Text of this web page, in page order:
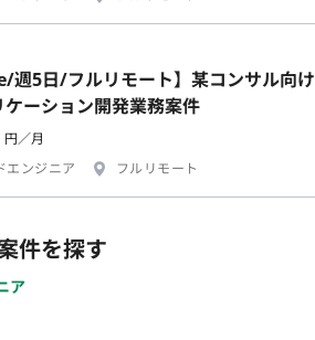
週5日/フルリモート】某コンサル向け
ーション開発業務案件
円／月
エンジニア
フルリモート
件を探す
ア